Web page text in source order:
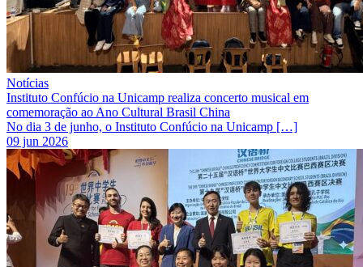
Notícias
Instituto Confúcio na Unicamp realiza concerto musical em
comemoração ao Ano Cultural Brasil China
No dia 3 de junho, o Instituto Confúcio na Unicamp […]
09 jun 2026